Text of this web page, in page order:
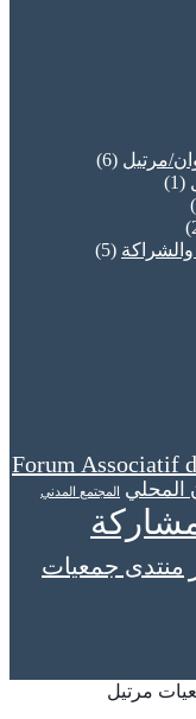
مرتيل (6)
(1)
(5)
Forum Associatif
المحلي المجتمع المدني
منتدى جمعيات